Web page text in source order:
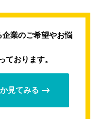
業のご希望やお悩
ております。
見てみる